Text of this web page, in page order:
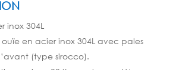
inox 304L
ouïe en acier inox 304L avec pales
(type sirocco).